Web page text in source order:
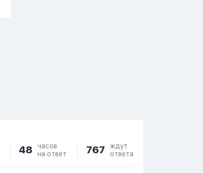
48
часов
на ответ
767
ждут
ответа